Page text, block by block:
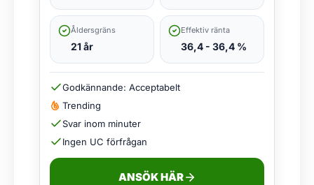
Åldersgräns
21 år
Effektiv ränta
36,4 - 36,4 %
Godkännande: Acceptabelt
Trending
Svar inom minuter
Ingen UC förfrågan
ANSÖK HÄR